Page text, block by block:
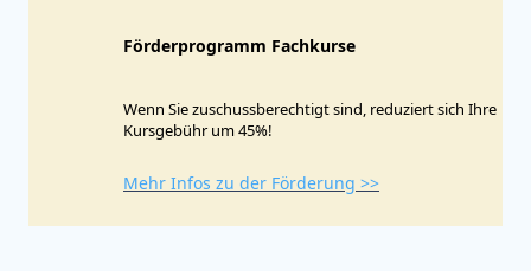
Förderprogramm Fachkurse
Wenn Sie zuschussberechtigt sind, reduziert sich Ihre
Kursgebühr um 45%!
Mehr Infos zu der Förderung >>